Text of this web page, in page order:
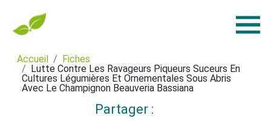
Accueil
Fiches
Lutte Contre Les Ravageurs Piqueurs Suceurs En
Cultures Légumières Et Ornementales Sous Abris
Avec Le Champignon Beauveria Bassiana
Partager :